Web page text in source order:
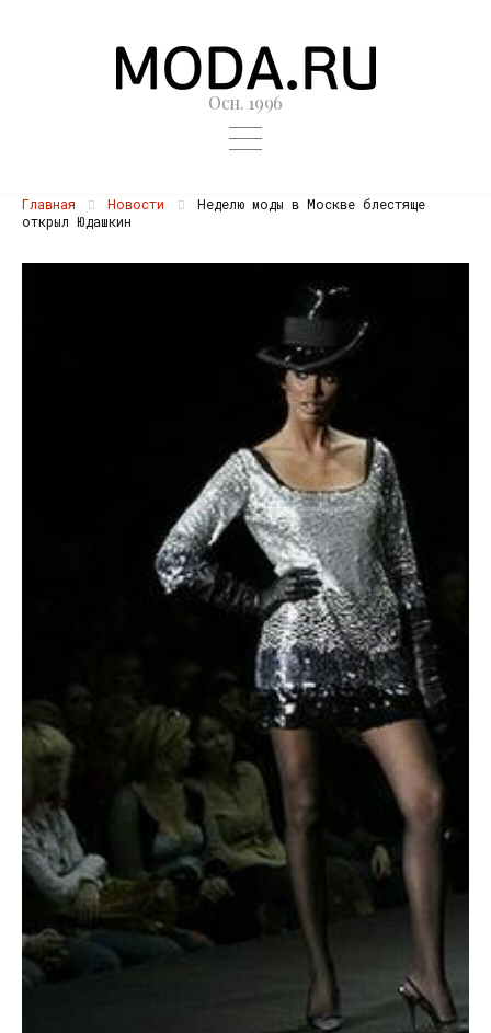
Осн. 1996
Главная Новости
Неделю моды в Москве блестяще
открыл Юдашкин